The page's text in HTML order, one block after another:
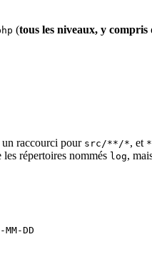
(tous les niveaux, y compris
un raccourci pour src/**/*, et
les répertoires nommés log,
MM-DD